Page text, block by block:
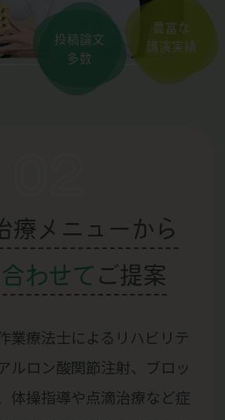
投稿論文
多数
豊富な
講演実績
療メニューから
わせて ご提案
業療法士によるリハビリテ
ルロン酸関節注射、ブロッ
体操指導や点滴治療など症